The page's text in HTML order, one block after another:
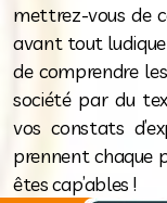
mettrez-vous de
avant tout
de comprendre
société par du
vos constats
prennent chaque
êtes cap’ables !